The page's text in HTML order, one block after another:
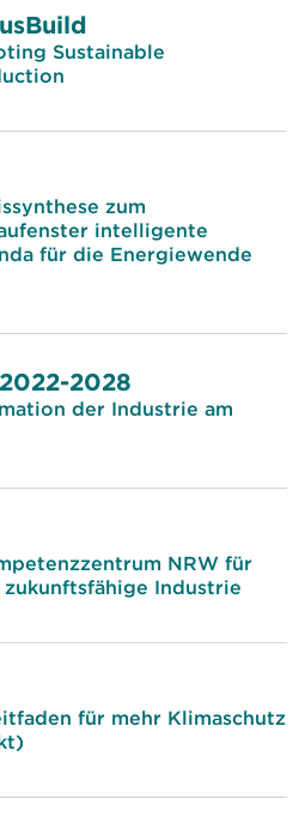
Sustainable
zum
intelligente
für die Energiewende
2028
der Industrie am
NRW für
Industrie
für mehr Klimaschutz